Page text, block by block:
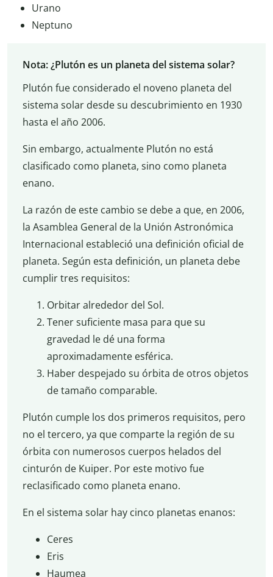
Urano
Neptuno
Nota: ¿Plutón es un planeta del sistema solar?
Plutón fue considerado el noveno planeta del
sistema solar desde su descubrimiento en 1930
hasta el año 2006.
Sin embargo, actualmente Plutón no está
clasificado como planeta, sino como planeta
enano.
La razón de este cambio se debe a que, en 2006,
la Asamblea General de la Unión Astronómica
Internacional estableció una definición oficial de
planeta. Según esta definición, un planeta debe
cumplir tres requisitos:
Orbitar alrededor del Sol.
Tener suficiente masa para que su
gravedad le dé una forma
aproximadamente esférica.
Haber despejado su órbita de otros objetos
de tamaño comparable.
Plutón cumple los dos primeros requisitos, pero
no el tercero, ya que comparte la región de su
órbita con numerosos cuerpos helados del
cinturón de Kuiper. Por este motivo fue
reclasificado como planeta enano.
En el sistema solar hay cinco planetas enanos:
Ceres
Eris
Haumea